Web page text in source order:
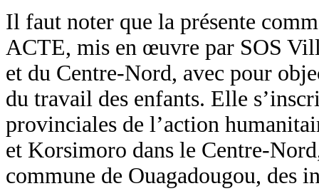
Il faut noter que la présente
ACTE, mis en œuvre par SOS
et du Centre-Nord, avec pour
du travail des enfants. Elle
provinciales de l’action
et Korsimoro dans le Centre-
commune de Ouagadougou, des